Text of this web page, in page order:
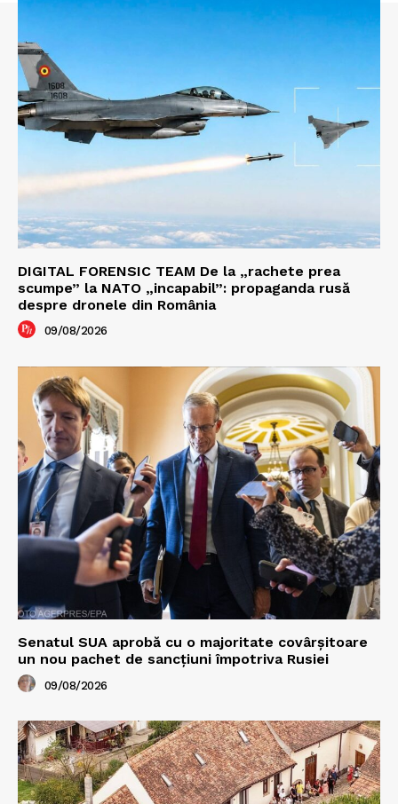
DIGITAL FORENSIC TEAM De la „rachete prea
scumpe” la NATO „incapabil”: propaganda rusă
despre dronele din România
09/08/2026
Senatul SUA aprobă cu o majoritate covârșitoare
un nou pachet de sancțiuni împotriva Rusiei
09/08/2026